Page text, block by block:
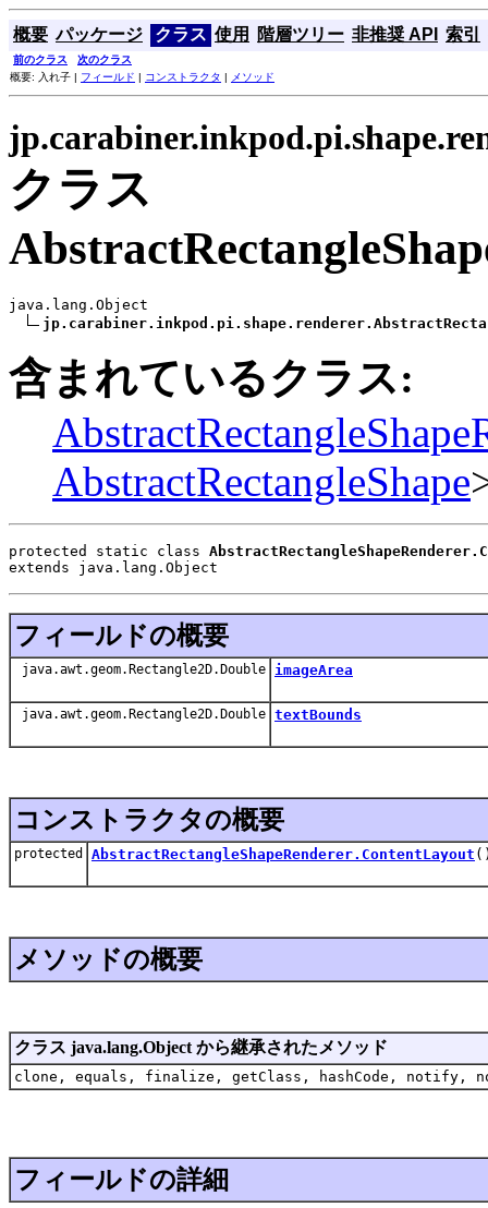
概要 パッケージ クラス 使用 階層ツリー 非推奨 API 索引
前のクラス
次のクラス
概要: 入れ子 | フィールド | コンストラクタ | メソッド
クラス
java.lang.Object
含まれているクラス:
AbstractRectangleShape
protected static class
extends java.lang.Object
フィールドの概要
java.awt.geom.Rectangle2D.Double imageArea
java.awt.geom.Rectangle2D.Double textBounds
コンストラクタの概要
protected AbstractRectangleShapeRenderer.ContentLayout
メソッドの概要
クラス java.lang.Object から継承されたメソッド
clone, equals, finalize, getClass, hashCode,
フィールドの詳細